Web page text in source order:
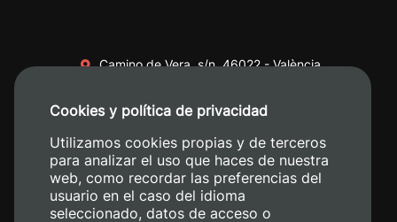
Camino de Vera, s/n. 46022 - València
+34 620 04 00 50
Cookies y política de privacidad
Utilizamos cookies propias y de terceros
para analizar el uso que haces de nuestra
web, como recordar las preferencias del
usuario en el caso del idioma
seleccionado, datos de acceso o